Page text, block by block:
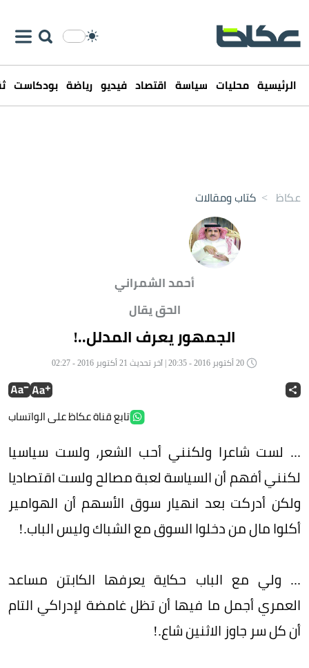
الرئيسية محليات سياسة اقتصاد فيديو رياضة بودكاست
عكاظ > كتاب ومقالات
أحمد الشمراني
الحق يقال
الجمهور يعرف المدلل..!
تابع قناة عكاظ على الواتساب
... لست شاعرا ولكنني أحب الشعر، ولست سياسيا
لكنني أفهم أن السياسة لعبة مصالح ولست اقتصاديا
ولكن أدركت بعد انهيار سوق الأسهم أن الهوامير
أكلوا مال من دخلوا السوق مع الشباك وليس الباب.!
... ولي مع الباب حكاية يعرفها الكابتن مساعد
العمري أجمل ما فيها أن تظل غامضة لإدراكي التام
أن كل سر جاوز الاثنين شاع.!